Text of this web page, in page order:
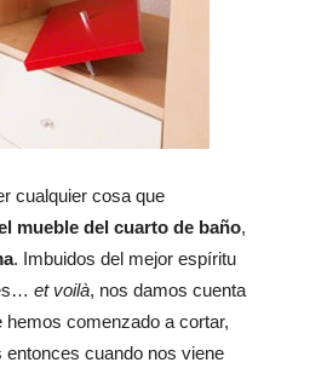
cualquier cosa que
mueble del cuarto de baño,
. Imbuidos del mejor espíritu
et voilà, nos damos cuenta
comenzado a cortar,
cuando nos viene